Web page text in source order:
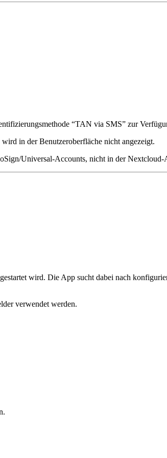
“TAN via SMS” zur
in der Benutzeroberfläche nicht angezeigt.
Universal-Accounts, nicht in der Nextcloud-
wird. Die App sucht dabei nach
verwendet werden.